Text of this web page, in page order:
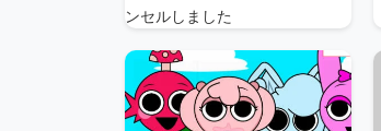
ンセルしました